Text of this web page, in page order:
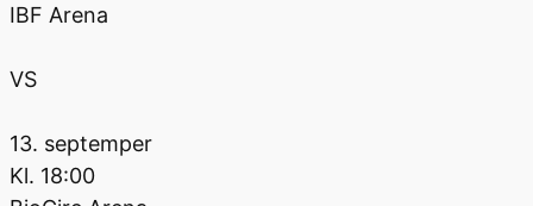
IBF Arena
VS
13. septemper
Kl. 18:00